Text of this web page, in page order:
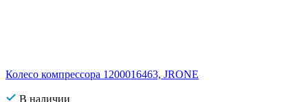
Колесо компрессора 1200016463, JRONE
В наличии